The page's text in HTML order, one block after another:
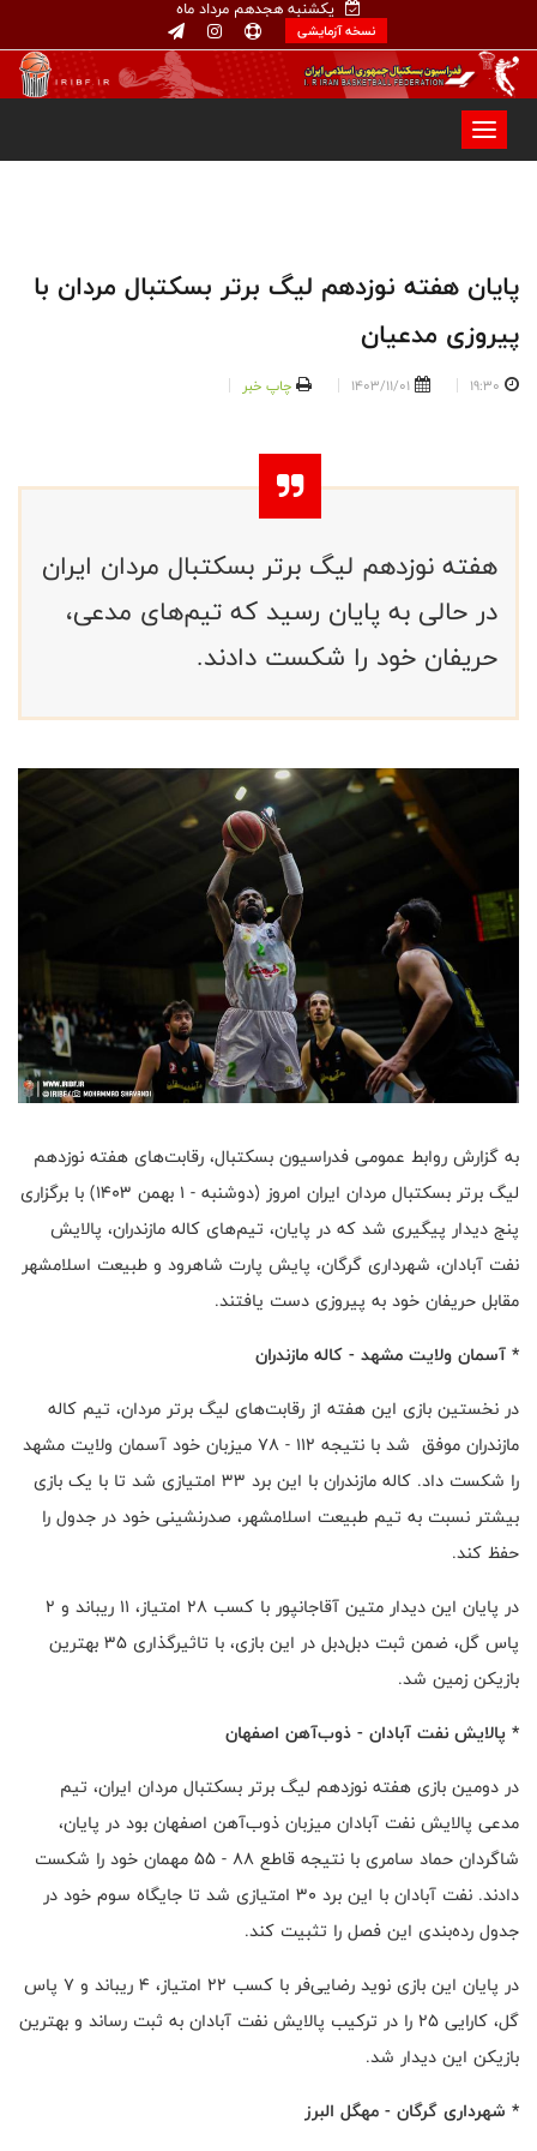
یکشنبه هجدهم مرداد ماه
نسخه آزمایشی
پایان هفته نوزدهم لیگ برتر بسکتبال مردان با
پیروزی مدعیان
19:30
1403/11/01 چاپ خبر
هفته نوزدهم لیگ برتر بسکتبال مردان ایران
در حالی به پایان رسید که تیم‌های مدعی،
حریفان خود را شکست دادند.
به گزارش روابط عمومی فدراسیون بسکتبال، رقابت‌های هفته نوزدهم
لیگ برتر بسکتبال مردان ایران امروز (دوشنبه - ۱ بهمن ۱۴۰۳) با برگزاری
پنج دیدار پیگیری شد که در پایان، تیم‌های کاله مازندران، پالایش
نفت آبادان، شهرداری گرگان، پایش پارت شاهرود و طبیعت اسلامشهر
مقابل حریفان خود به پیروزی دست یافتند.
* آسمان ولایت مشهد - کاله مازندران
در نخستین بازی این هفته از رقابت‌های لیگ برتر مردان، تیم کاله
مازندران موفق شد با نتیجه ۱۱۲ - ۷۸ میزبان خود آسمان ولایت مشهد
را شکست داد. کاله مازندران با این برد ۳۳ امتیازی شد تا با یک بازی
بیشتر نسبت به تیم طبیعت اسلامشهر، صدرنشینی خود در جدول را
حفظ کند.
در پایان این دیدار متین آقاجانپور با کسب ۲۸ امتیاز، ۱۱ ریباند و ۲
پاس گل، ضمن ثبت دبل‌دبل در این بازی، با تاثیرگذاری ۳۵ بهترین
بازیکن زمین شد.
* پالایش نفت آبادان - ذوب‌آهن اصفهان
در دومین بازی هفته نوزدهم لیگ برتر بسکتبال مردان ایران، تیم
مدعی پالایش نفت آبادان میزبان ذوب‌آهن اصفهان بود در پایان،
شاگردان حماد سامری با نتیجه قاطع ۸۸ - ۵۵ مهمان خود را شکست
دادند. نفت آبادان با این برد ۳۰ امتیازی شد تا جایگاه سوم خود در
جدول رده‌بندی این فصل را تثبیت کند.
در پایان این بازی نوید رضایی‌فر با کسب ۲۲ امتیاز، ۴ ریباند و ۷ پاس
گل، کارایی ۲۵ را در ترکیب پالایش نفت آبادان به ثبت رساند و بهترین
بازیکن این دیدار شد.
* شهرداری گرگان - مهگل البرز